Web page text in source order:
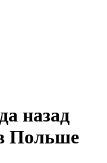
назад
Польше